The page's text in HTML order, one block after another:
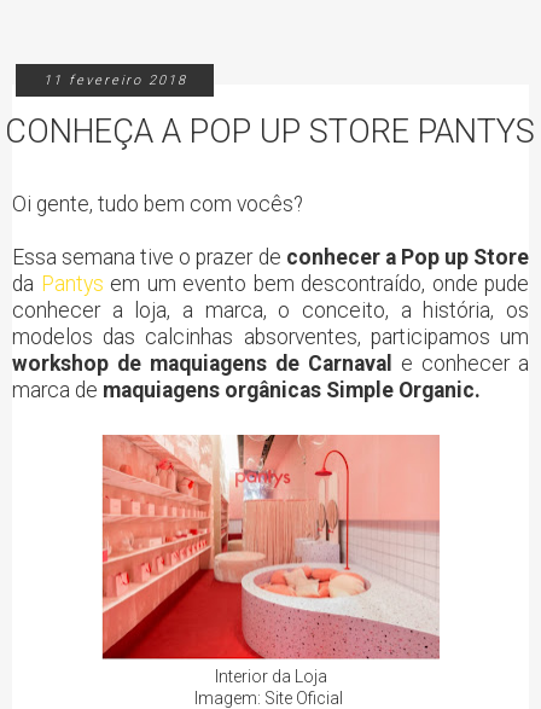
11 fevereiro 2018
CONHEÇA A POP UP STORE
Oi gente, tudo bem com vocês?
Essa semana tive o prazer de conhecer a Pop up Store
da Pantys em um evento bem descontraído, onde pude
conhecer a loja, a marca, o conceito, a história, os
modelos das calcinhas absorventes, participamos um
workshop de maquiagens de Carnaval
e conhecer a
marca de maquiagens orgânicas Simple Organic.
Interior da Loja
Imagem: Site Oficial